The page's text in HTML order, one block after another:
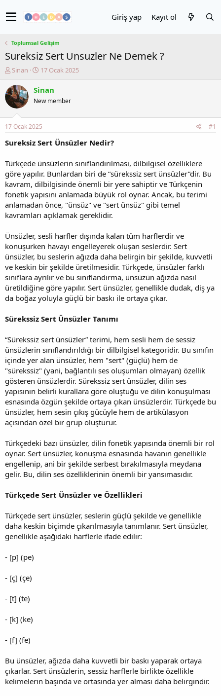
Giriş yap Kayıt ol
Toplumsal Gelişim
Sureksiz Sert Unsuzler Ne Demek ?
K
n
u
y
b
a
ş
t
a
n
Sinan
B
ş
a
g
ı
ç
r
i
h
i
17 Ocak 2025
Sinan
New member
17 Ocak 2025 #1
Sureksiz Sert Ünsüzler Nedir?
Türkçede ünsüzlerin sınıflandırılması, dilbilgisel özelliklere
göre yapılır. Bunlardan biri de “sürekssiz sert ünsüzler”dir. Bu
kavram, dilbilgisinde önemli bir yere sahiptir ve Türkçenin
fonetik yapısını anlamada büyük rol oynar. Ancak, bu terimi
anlamadan önce, "ünsüz" ve "sert ünsüz" gibi temel
kavramları açıklamak gereklidir.
Ünsüzler, sesli harfler dışında kalan tüm harflerdir ve
konuşurken havayı engelleyerek oluşan seslerdir. Sert
ünsüzler, bu seslerin ağızda daha belirgin bir şekilde, kuvvetli
ve keskin bir şekilde üretilmesidir. Türkçede, ünsüzler farklı
sınıflara ayrılır ve bu sınıflandırma, ünsüzün ağızda nasıl
üretildiğine göre yapılır. Sert ünsüzler, genellikle dudak, diş ya
da boğaz yoluyla güçlü bir baskı ile ortaya çıkar.
Sürekssiz Sert Ünsüzler Tanımı
“Sürekssiz sert ünsüzler” terimi, hem sesli hem de sessiz
ünsüzlerin sınıflandırıldığı bir dilbilgisel kategoridir. Bu sınıfın
içinde yer alan ünsüzler, hem "sert" (güçlü) hem de
"sürekssiz" (yani, bağlantılı ses oluşumları olmayan) özellik
gösteren ünsüzlerdir. Sürekssiz sert ünsüzler, dilin ses
yapısının belirli kurallara göre oluştuğu ve dilin konuşulması
esnasında özgün şekilde ortaya çıkan ünsüzlerdir. Türkçede bu
ünsüzler, hem sesin çıkış gücüyle hem de artikülasyon
açısından özel bir grup oluşturur.
Türkçedeki bazı ünsüzler, dilin fonetik yapısında önemli bir rol
oynar. Sert ünsüzler, konuşma esnasında havanın genellikle
engellenip, ani bir şekilde serbest bırakılmasıyla meydana
gelir. Bu, dilin ses özelliklerinin önemli bir yansımasıdır.
Türkçede Sert Ünsüzler ve Özellikleri
Türkçede sert ünsüzler, seslerin güçlü şekilde ve genellikle
daha keskin biçimde çıkarılmasıyla tanımlanır. Sert ünsüzler,
genellikle aşağıdaki harflerle ifade edilir:
- [p] (pe)
- [ç] (çe)
- [t] (te)
- [k] (ke)
- [f] (fe)
Bu ünsüzler, ağızda daha kuvvetli bir baskı yaparak ortaya
çıkarlar. Sert ünsüzlerin, sessiz harflerle birlikte özellikle
kelimelerin başında ve ortasında yer alması daha belirgindir.